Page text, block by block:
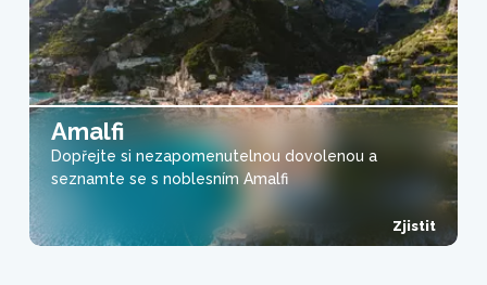
Amalfi
Dopřejte si nezapomenutelnou dovolenou a
seznamte se s noblesním Amalfi
Zjistit